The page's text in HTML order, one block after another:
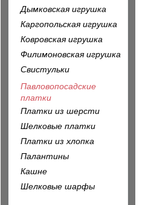
Дымковская игрушка
Каргопольская игрушка
Ковровская игрушка
Филимоновская игрушка
Свистульки
Павловопосадские
платки
Платки из шерсти
Шелковые платки
Платки из хлопка
Палантины
Кашне
Шелковые шарфы